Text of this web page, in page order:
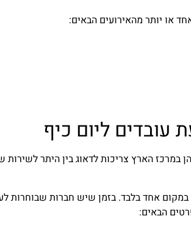
או יותר מהאירועים הבאים:
ליום כיף
במרכז הארץ צריכות לדאוג בין היתר
במקום אחד בלבד. בזמן שיש חברות
הבאים: